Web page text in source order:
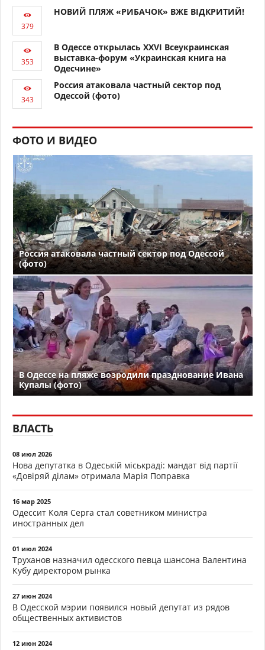
НОВИЙ ПЛЯЖ «РИБАЧОК» ВЖЕ ВІДКРИТИЙ!
В Одессе открылась XXVI Всеукраинская
выставка-форум «Украинская книга на
Одесчине»
Россия атаковала частный сектор под
Одессой (фото)
ФОТО И ВИДЕО
Россия атаковала частный сектор под Одессой
(фото)
В Одессе на пляже возродили празднование Ивана
Купалы (фото)
ВЛАСТЬ
08 июл 2026
Нова депутатка в Одеській міськраді: мандат від партії
«Довіряй ділам» отримала Марія Поправка
16 мар 2025
Одессит Коля Серга стал советником министра
иностранных дел
01 июл 2024
Труханов назначил одесского певца шансона Валентина
Кубу директором рынка
27 июн 2024
В Одесской мэрии появился новый депутат из рядов
общественных активистов
12 июн 2024